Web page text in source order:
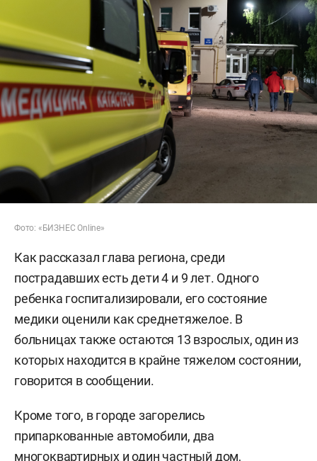
Фото: «БИЗНЕС Online»
Как рассказал глава региона, среди
пострадавших есть дети 4 и 9 лет. Одного
ребенка госпитализировали, его состояние
медики оценили как среднетяжелое. В
больницах также остаются 13 взрослых, один из
которых находится в крайне тяжелом состоянии,
говорится в сообщении.
Кроме того, в городе загорелись
припаркованные автомобили, два
многоквартирных и один частный дом,